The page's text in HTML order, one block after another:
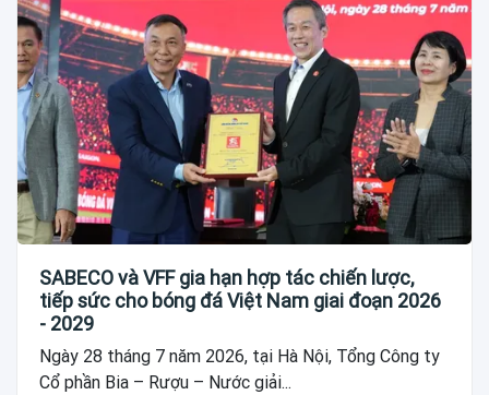
SABECO và VFF gia hạn hợp tác chiến lược,
tiếp sức cho bóng đá Việt Nam giai đoạn 2026
- 2029
Ngày 28 tháng 7 năm 2026, tại Hà Nội, Tổng Công ty
Cổ phần Bia – Rượu – Nước giải...